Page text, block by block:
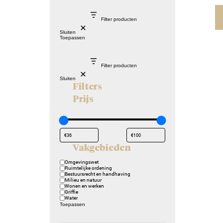
Filter producten
Sluiten
Toepassen
Filter producten
Sluiten
Filters
Prijs
Vakgebieden
Vakgebieden
Omgevingswet
Ruimtelijke ordening
Bestuursrecht en handhaving
Milieu en natuur
Wonen en werken
Griffie
Water
Toepassen